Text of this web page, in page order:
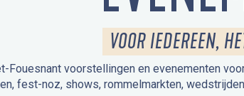
VOOR IEDEREEN,
Fouesnant voorstellingen en evenementen
fest-noz, shows, rommelmarkten,